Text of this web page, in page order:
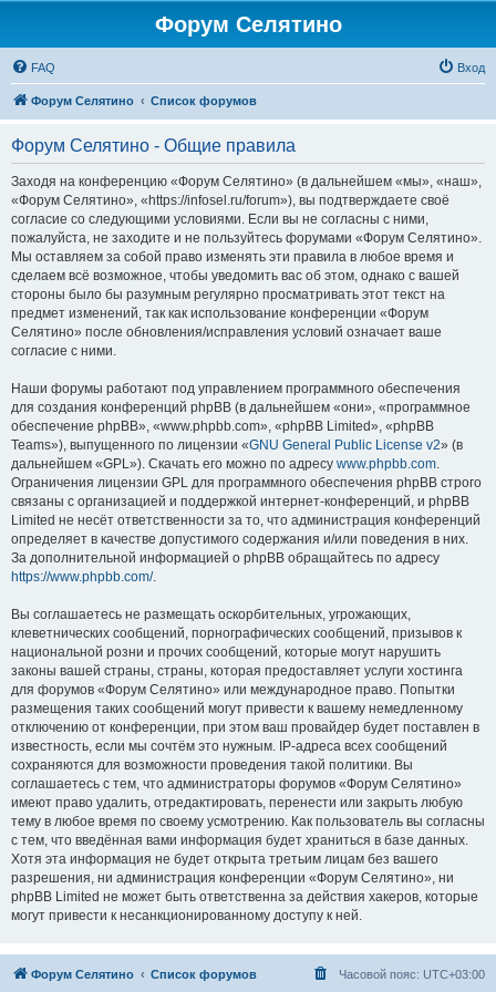
Форум Селятино
FAQ Вход
Форум Селятино Список форумов
Форум Селятино - Общие правила
Заходя на конференцию «Форум Селятино» (в дальнейшем «мы», «наш»,
«Форум Селятино», «https://infosel.ru/forum»), вы подтверждаете своё
согласие со следующими условиями. Если вы не согласны с ними,
пожалуйста, не заходите и не пользуйтесь форумами «Форум Селятино».
Мы оставляем за собой право изменять эти правила в любое время и
сделаем всё возможное, чтобы уведомить вас об этом, однако с вашей
стороны было бы разумным регулярно просматривать этот текст на
предмет изменений, так как использование конференции «Форум
Селятино» после обновления/исправления условий означает ваше
согласие с ними.
Наши форумы работают под управлением программного обеспечения
для создания конференций phpBB (в дальнейшем «они», «программное
обеспечение phpBB», «www.phpbb.com», «phpBB Limited», «phpBB
Teams»), выпущенного по лицензии «GNU General Public License v2» (в
дальнейшем «GPL»). Скачать его можно по адресу www.phpbb.com.
Ограничения лицензии GPL для программного обеспечения phpBB строго
связаны с организацией и поддержкой интернет-конференций, и phpBB
Limited не несёт ответственности за то, что администрация конференций
определяет в качестве допустимого содержания и/или поведения в них.
За дополнительной информацией о phpBB обращайтесь по адресу
https://www.phpbb.com/.
Вы соглашаетесь не размещать оскорбительных, угрожающих,
клеветнических сообщений, порнографических сообщений, призывов к
национальной розни и прочих сообщений, которые могут нарушить
законы вашей страны, страны, которая предоставляет услуги хостинга
для форумов «Форум Селятино» или международное право. Попытки
размещения таких сообщений могут привести к вашему немедленному
отключению от конференции, при этом ваш провайдер будет поставлен в
известность, если мы сочтём это нужным. IP-адреса всех сообщений
сохраняются для возможности проведения такой политики. Вы
соглашаетесь с тем, что администраторы форумов «Форум Селятино»
имеют право удалить, отредактировать, перенести или закрыть любую
тему в любое время по своему усмотрению. Как пользователь вы согласны
с тем, что введённая вами информация будет храниться в базе данных.
Хотя эта информация не будет открыта третьим лицам без вашего
разрешения, ни администрация конференции «Форум Селятино», ни
phpBB Limited не может быть ответственна за действия хакеров, которые
могут привести к несанкционированному доступу к ней.
Форум Селятино Список форумов Часовой пояс: UTC+03:00